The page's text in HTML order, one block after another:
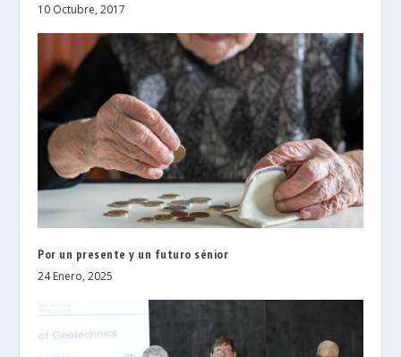
10 Octubre, 2017
Por un presente y un futuro sénior
24 Enero, 2025